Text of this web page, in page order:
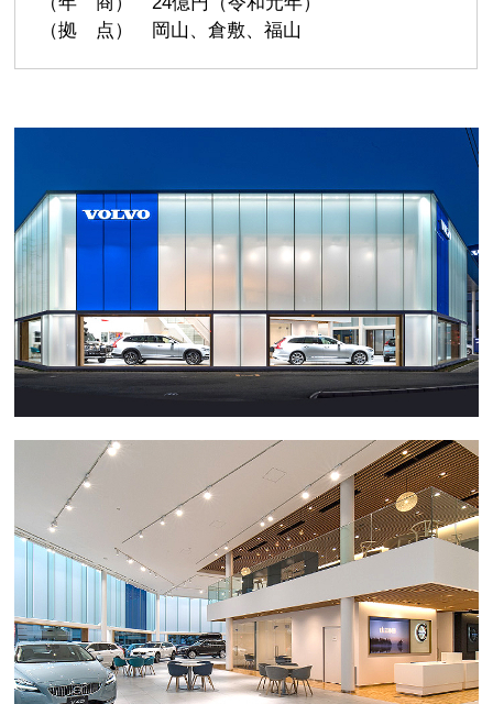
（拠 点） 岡山、倉敷、福山